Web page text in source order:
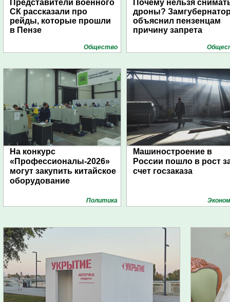
Представители военного
СК рассказали про
рейды, которые прошли
в Пензе
Общество
Почему нельзя
дроны?
объяснил пензенцам
причину запрета
На конкурс
«Профессионалы-2026»
могут закупить китайское
оборудование
Политика
Машиностроение в
России пошло в рост
счет госзаказа